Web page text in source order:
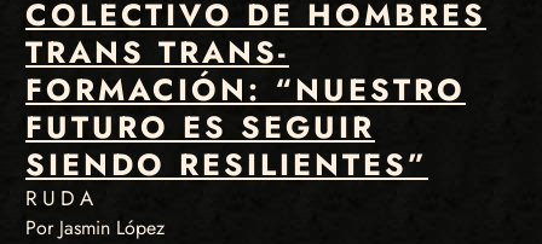
COLECTIVO DE HOMBRES
TRANS TRANS-
FORMACIÓN: “NUESTRO
FUTURO ES SEGUIR
SIENDO RESILIENTES”
RUDA
Por Jasmin López